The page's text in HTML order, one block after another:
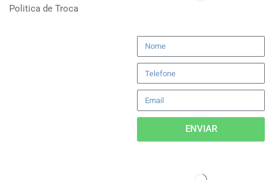
Politica de Troca
ENVIAR